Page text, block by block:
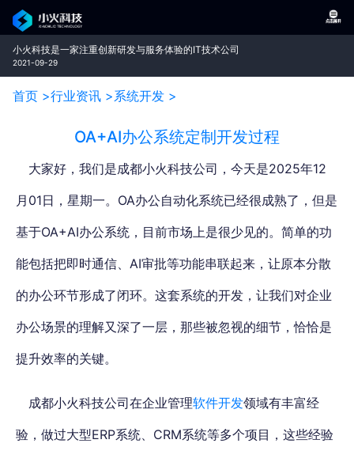
小火科技是一家注重创新研发与服务体验的IT技术公司
2021-09-29
首页 >行业资讯 >系统开发 >
OA+AI办公系统定制开发过程
大家好，我们是成都小火科技公司，今天是2025年12
月01日，星期一。OA办公自动化系统已经很成熟了，但是
基于OA+AI办公系统，目前市场上是很少见的。简单的功
能包括把即时通信、AI审批等功能串联起来，让原本分散
的办公环节形成了闭环。这套系统的开发，让我们对企业
办公场景的理解又深了一层，那些被忽视的细节，恰恰是
提升效率的关键。
成都小火科技公司在企业管理软件开发领域有丰富经
验，做过大型ERP系统、CRM系统等多个项目，这些经验